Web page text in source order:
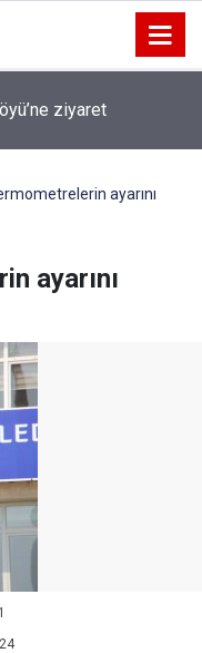
ziyaret
ziyaret etti
ayarını
ayarını